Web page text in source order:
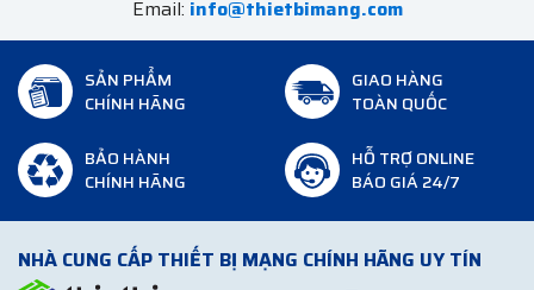
Email: info@thietbimang.com
SẢN PHẨM
CHÍNH HÃNG
GIAO HÀNG
TOÀN QUỐC
BẢO HÀNH
CHÍNH HÃNG
HỖ TRỢ ONLINE
BÁO GIÁ 24/7
NHÀ CUNG CẤP THIẾT BỊ MẠNG CHÍNH HÃNG UY TÍN